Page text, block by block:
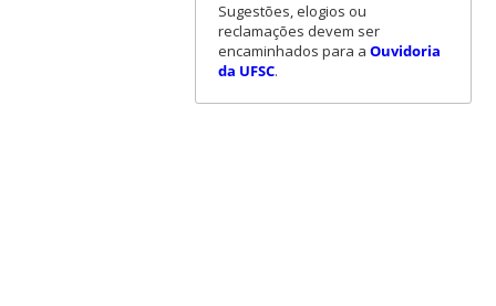
Sugestões, elogios ou
reclamações devem ser
encaminhados para a Ouvidoria
da UFSC.